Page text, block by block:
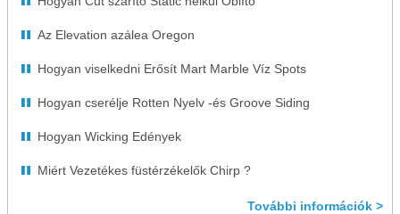
Az Elevation azálea Oregon
Hogyan viselkedni Erősít Mart Marble Víz Spots
Hogyan cserélje Rotten Nyelv -és Groove Siding
Hogyan Wicking Edények
Miért Vezetékes füstérzékelők Chirp ?
További információk >